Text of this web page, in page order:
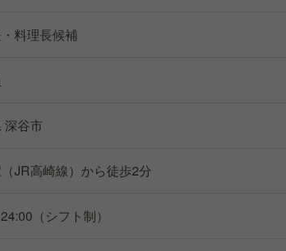
料理長候補
深谷市
JR高崎線）から徒歩2分
（シフト制）